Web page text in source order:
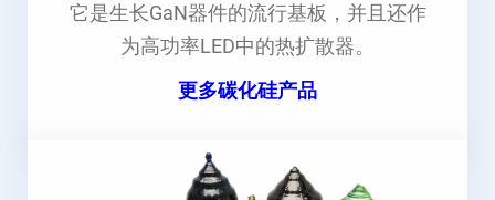
它是生长GaN器件的流行基板，并且还作
为高功率LED中的热扩散器。
更多碳化硅产品